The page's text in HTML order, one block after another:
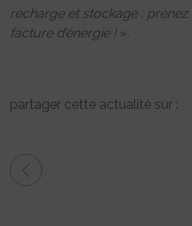
recharge et stockage :
facture d’énergie !».
partager cette actualité sur :